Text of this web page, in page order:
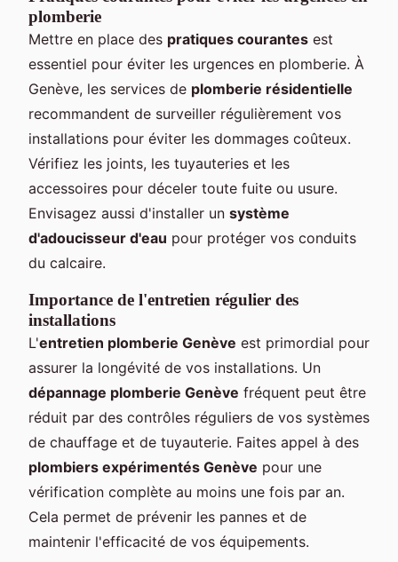
plomberie
Mettre en place des pratiques courantes est
essentiel pour éviter les urgences en plomberie. À
Genève, les services de plomberie résidentielle
recommandent de surveiller régulièrement vos
installations pour éviter les dommages coûteux.
Vérifiez les joints, les tuyauteries et les
accessoires pour déceler toute fuite ou usure.
Envisagez aussi d'installer un système
d'adoucisseur d'eau pour protéger vos conduits
du calcaire.
Importance de l'entretien régulier des
installations
L'entretien plomberie Genève est primordial pour
assurer la longévité de vos installations. Un
dépannage plomberie Genève fréquent peut être
réduit par des contrôles réguliers de vos systèmes
de chauffage et de tuyauterie. Faites appel à des
plombiers expérimentés Genève pour une
vérification complète au moins une fois par an.
Cela permet de prévenir les pannes et de
maintenir l'efficacité de vos équipements.